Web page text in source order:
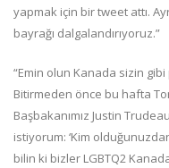
yapmak için bir tweet attı.
bayrağı dalgalandırıyoruz.”
“Emin olun Kanada sizin
Bitirmeden önce bu hafta
Başbakanımız Justin
istiyorum: ‘Kim
bilin ki bizler LGBTQ2